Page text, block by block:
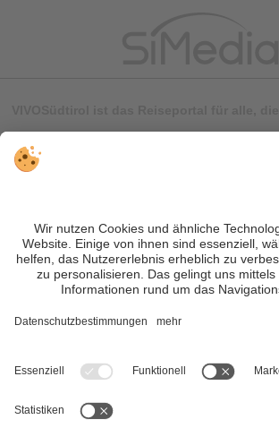
können Fehler auftreten. Wir übernehmen
die Richtigkeit und Vollständigkeit aller
Informieren Sie sich sicherheitshalber
Veranstalter vor Ort über die aktuellen
Sitemap| Impressum&Datenschutz